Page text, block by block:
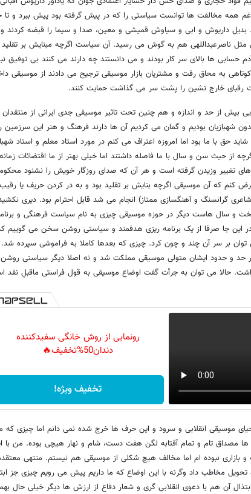
همه مخالفت ها توانست سیاستی را که در پیش گرفته بود پیش ببرد و تا
بدیل داریوش و ابی و سیاوش قمیشی و معین، صدا و سیما را قبضه کردند
مثل ناصرعبداللهی هم به گوش می رسید. آن سیاست اگرچه مبنایش بر
حسابی ها بالای سر کار بودند و می دانستند چه دارند می کنند بی توفیق
به محاق رفت و مشتریان بازار موسیقی ترجیح می دادند از موسیقی
رقبای خارج نشین را پشت سر می گذاشت حمایت کنند.
بیش از حد و اندازه و هم چنین تحت تاثیر موسیقی جدی ایرانی از منتقدان
شهبازیان بودیم و گمان می کردیم آن ها دارند فرهنگ و هنر این سرزمین
حق با ما بود اما امروزه اعتراف می کنم در مورد استاد معلم و استاد
از حیث سن و سال با ما فاصله داشتند اما خیلی بهتر از ما اقتضائات
تغییر وزیدن گرفته است و هر آن که صدای روزگار خویش را نشنود
کنم که آن موسیقی اگرچه بنایش بر تقلید بود و به در کردن حریف یا
گرانسنگ و آهنگسازی ممتاز) انجام می شد قابل احترام بود. دیری
و سال هاست دیگر در حوزه موسیقی چیزی به نام سیاست فرهنگی و
این جا صرفا از یک برنامه ریزی هدفمند و سیاستی روشن سخن می گوییم
توان بر سر آن چند و چون کرد. چیزی که بعدها کاملا به فراموشی سپرده
حد و حدود ایشان متولی موسیقی مملکت شد و نه اصلا دیگر سیاستی
حالا می توان به جرأت گفت اوضاع موسیقی به قول فراستی ماقبلِ نقد
رونمایی از روش خانگی سفیدکننده
دندان50%تخفیف🔥
تخفیف ویژه!
موسیقی انقلابی و سرود و این حرف ها خرج شده نمی دانم اما چیزی که
ها مصداق تام و تمام آفتابه لگن هفت دست، شام و نهار هیچی بوده. من با
نبوده ام اما مخالف هیچ شکلی از موسیقی هم نیستم. منتهی
مخاطب داد وگرنه با این اوضاع که ما داریم پیش می رویم چیزی جز
آن هم با دعوی انقلابی گری و شعار دفاع از ارزش ها دیگر خیلی حال